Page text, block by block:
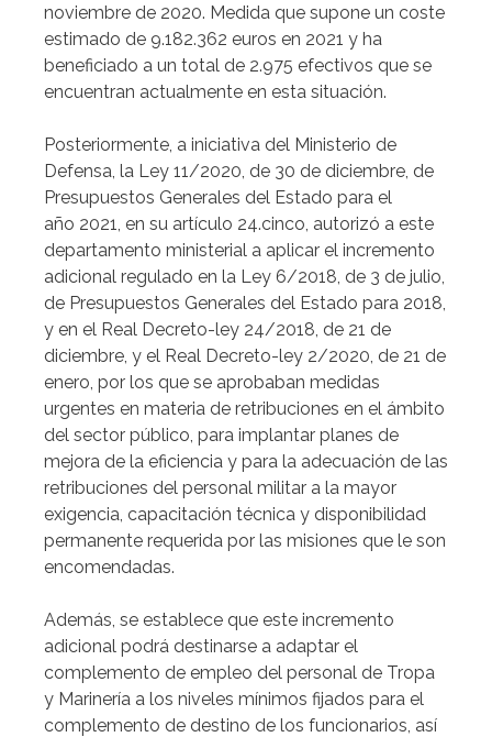
noviembre de 2020. Medida que supone un coste
estimado de 9.182.362 euros en 2021 y ha
beneficiado a un total de 2.975 efectivos que se
encuentran actualmente en esta situación.
Posteriormente, a iniciativa del Ministerio de
Defensa, la Ley 11/2020, de 30 de diciembre, de
Presupuestos Generales del Estado para el
año 2021, en su artículo 24.cinco, autorizó a este
departamento ministerial a aplicar el incremento
adicional regulado en la Ley 6/2018, de 3 de julio,
de Presupuestos Generales del Estado para 2018,
y en el Real Decreto-ley 24/2018, de 21 de
diciembre, y el Real Decreto-ley 2/2020, de 21 de
enero, por los que se aprobaban medidas
urgentes en materia de retribuciones en el ámbito
del sector público, para implantar planes de
mejora de la eficiencia y para la adecuación de las
retribuciones del personal militar a la mayor
exigencia, capacitación técnica y disponibilidad
permanente requerida por las misiones que le son
encomendadas.
Además, se establece que este incremento
adicional podrá destinarse a adaptar el
complemento de empleo del personal de Tropa
y Marinería a los niveles mínimos fijados para el
complemento de destino de los funcionarios, así